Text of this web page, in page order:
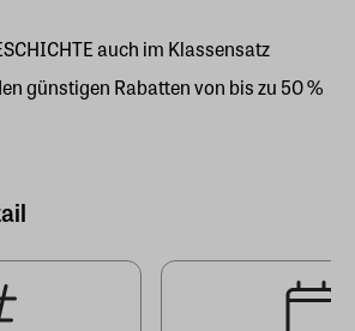
auch im Klassensatz
günstigen Rabatten von bis zu 50 %